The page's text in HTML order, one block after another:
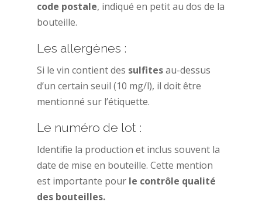
code postale, indiqué en petit au dos de la
bouteille.
Les allergènes :
Si le vin contient des sulfitesau-dessus
d’un certain seuil (10 mg/l), il doit être
mentionné sur l’étiquette.
Le numéro de lot :
Identifie la production et inclus souvent la
date de mise en bouteille. Cette mention
est importante pour le contrôle qualité
des bouteilles.